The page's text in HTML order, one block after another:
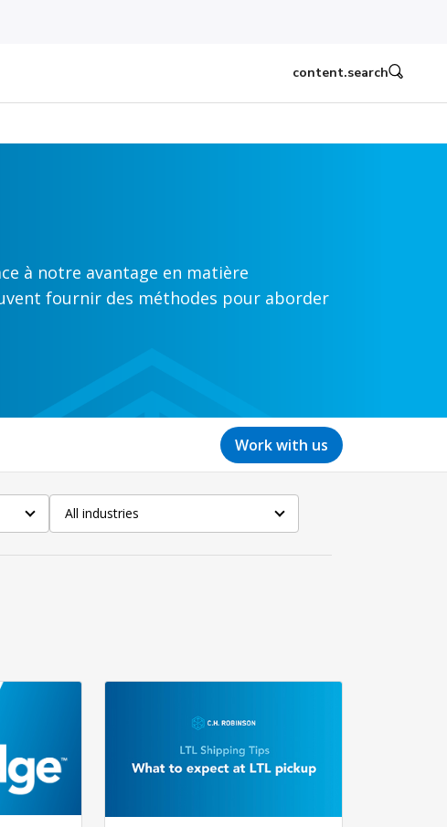
content.search
à notre avantage en matière
fournir des méthodes pour aborder
Work with us
All industries